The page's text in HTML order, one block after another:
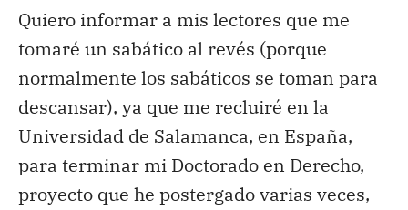
Quiero informar a mis lectores que me
tomaré un sabático al revés (porque
normalmente los sabáticos se toman para
descansar), ya que me recluiré en la
Universidad de Salamanca, en España,
para terminar mi Doctorado en Derecho,
proyecto que he postergado varias veces,